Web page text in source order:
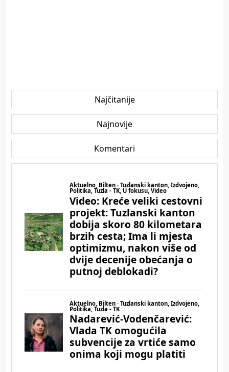
Najčitanije
Najnovije
Komentari